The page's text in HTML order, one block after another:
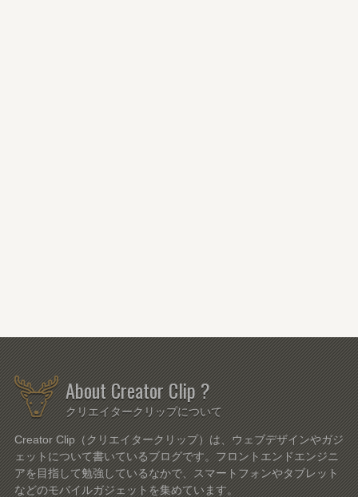
About Creator Clip ?
クリエイタークリップについて
Creator Clip（クリエイタークリップ）は、ウェブデザインやガジ
ェットについて書いているブログです。フロントエンドエンジニ
アを目指して勉強しているなかで、スマートフォンやタブレット
などのモバイルガジェットを集めています。